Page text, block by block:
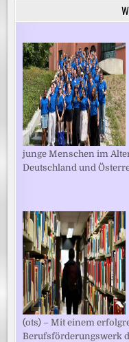
junge Menschen im
Deutschland und
(ots) – Mit einem
Berufsförderungswerk